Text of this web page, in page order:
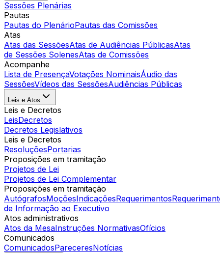
Sessões Plenárias
Pautas
Pautas do PlenárioPautas das Comissões
Atas
Atas das SessõesAtas de Audiências PúblicasAtas
de Sessões SolenesAtas de Comissões
Acompanhe
Lista de PresençaVotações NominaisÁudio das
SessõesVídeos das SessõesAudiências Públicas
Leis e Atos
Leis e Decretos
LeisDecretos
Decretos Legislativos
Leis e Decretos
ResoluçõesPortarias
Proposições em tramitação
Projetos de Lei
Projetos de Lei Complementar
Proposições em tramitação
AutógrafosMoçõesIndicaçõesRequerimentos
de Informação ao Executivo
Atos administrativos
Atos da MesaInstruções NormativasOfícios
Comunicados
ComunicadosPareceresNotícias